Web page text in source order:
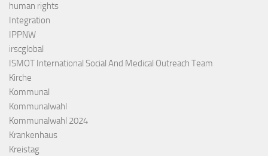
human rights
Integration
IPPNW
irscglobal
ISMOT International Social And Medical Outreach Team
Kirche
Kommunal
Kommunalwahl
Kommunalwahl 2024
Krankenhaus
Kreistag